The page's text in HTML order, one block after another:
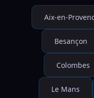
Aix-en-
Besançon
Colombes
Le Mans